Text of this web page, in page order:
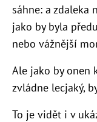
sáhne: a zdaleka
jako by byla
nebo vážnější
Ale jako by onen
zvládne lecjaký,
To je vidět i v